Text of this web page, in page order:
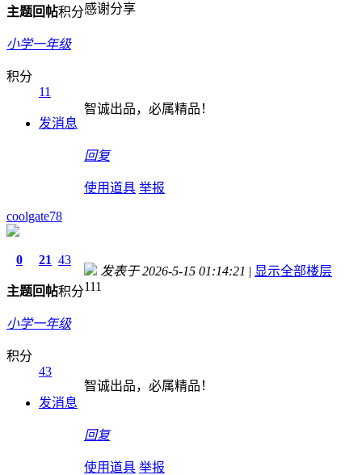
主题回帖积分
小学一年级
积分
11
发消息
感谢分享
智诚出品，必属精品！
回复
使用道具 举报
coolgate78
0
主题
21
回帖
43
积分
小学一年级
积分
43
发消息
发表于 2026-5-15 01:14:21 | 显示全部楼层
111
智诚出品，必属精品！
回复
使用道具 举报